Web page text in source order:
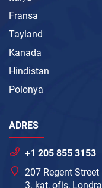
Fransa
Tayland
Kanada
Hindistan
Polonya
ADRES
+1 205 855 3153
207 Regent Street
3. kat, ofis, Londra